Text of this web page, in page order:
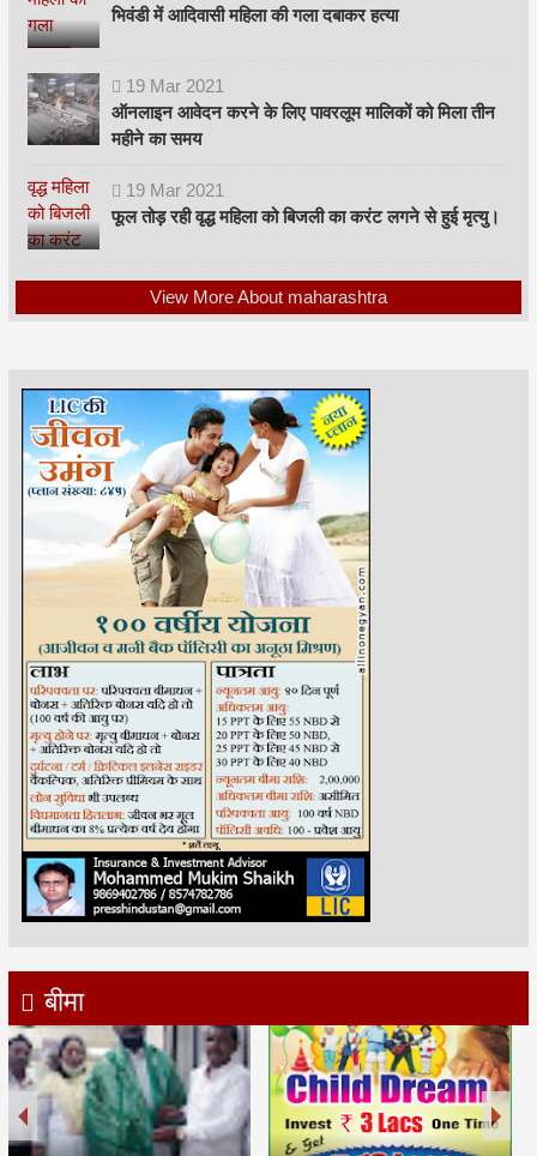
भिवंडी में आदिवासी महिला की गला दबाकर हत्या
19 Mar 2021
ऑनलाइन आवेदन करने के लिए पावरलूम मालिकों को मिला तीन
महीने का समय
19 Mar 2021
फूल तोड़ रही वृद्ध महिला को बिजली का करंट लगने से हुई मृत्यु।
View More About maharashtra
बीमा